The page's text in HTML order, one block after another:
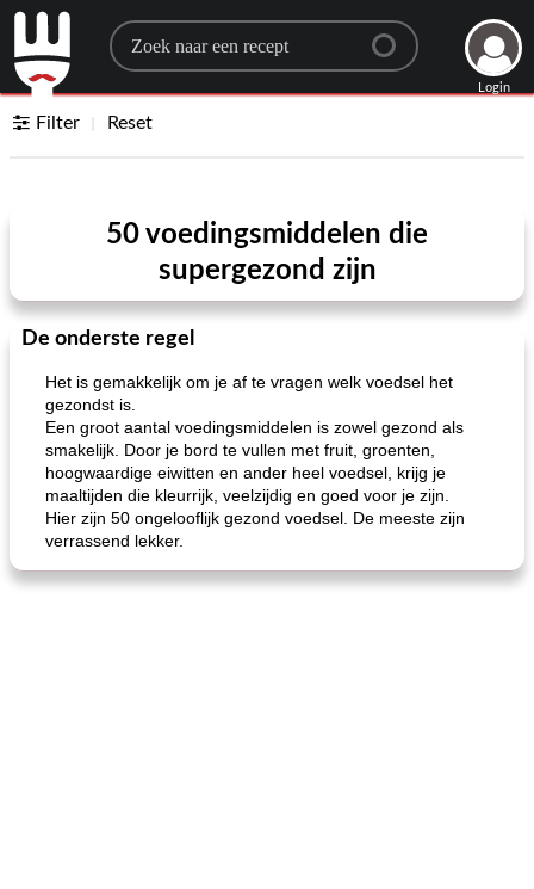
Search for a recipe
Login
Filter Reset
50 voedingsmiddelen die
supergezond zijn
De onderste regel
Het is gemakkelijk om je af te vragen welk voedsel het
gezondst is.
Een groot aantal voedingsmiddelen is zowel gezond als
smakelijk. Door je bord te vullen met fruit, groenten,
hoogwaardige eiwitten en ander heel voedsel, krijg je
maaltijden die kleurrijk, veelzijdig en goed voor je zijn.
Hier zijn 50 ongelooflijk gezond voedsel. De meeste zijn
verrassend lekker.